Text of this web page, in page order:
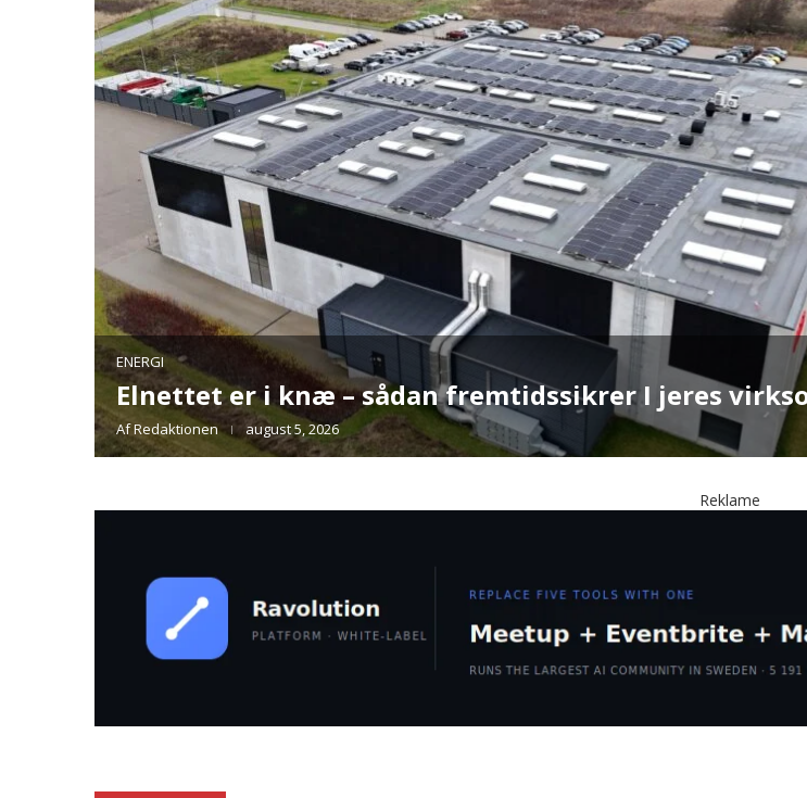
SAMSUNG
Samsung etablerer forretningsenheden RX (Robotics
eXperience)
AfRedaktionen august 5, 2026
Reklame